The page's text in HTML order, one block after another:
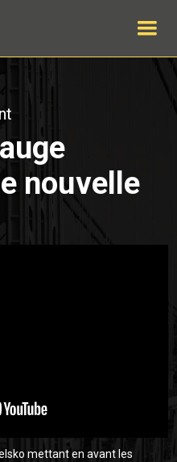
nouvelle
mettant en avant les